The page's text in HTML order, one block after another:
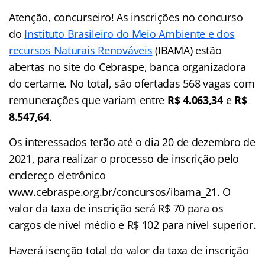
Atenção, concurseiro! As inscrições no concurso
do Instituto Brasileiro do Meio Ambiente e dos
recursos Naturais Renováveis (IBAMA) estão
abertas no site do Cebraspe, banca organizadora
do certame. No total, são ofertadas 568 vagas com
remunerações que variam entre R$ 4.063,34e R$
8.547,64.
Os interessados terão até o dia 20 de dezembro de
2021, para realizar o processo de inscrição pelo
endereço eletrônico
www.cebraspe.org.br/concursos/ibama_21. O
valor da taxa de inscrição será R$ 70 para os
cargos de nível médio e R$ 102 para nível superior.
Haverá isenção total do valor da taxa de inscrição